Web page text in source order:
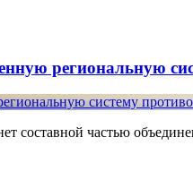
региональную
составной частью